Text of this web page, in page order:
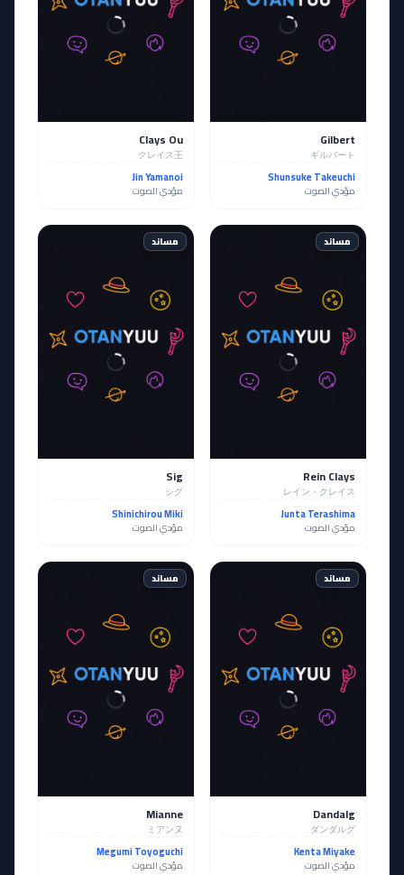
Gilbert
ギルバート
Shunsuke Takeuchi
مؤدي الصوت
Clays Ou
クレイス王
Jin Yamanoi
مؤدي الصوت
مساند
Rein Clays
レイン・クレイス
Junta Terashima
مؤدي الصوت
مساند
Sig
シグ
Shinichirou Miki
مؤدي الصوت
مساند
Dandalg
ダンダルグ
Kenta Miyake
مؤدي الصوت
مساند
Mianne
ミアンヌ
Megumi Toyoguchi
مؤدي الصوت